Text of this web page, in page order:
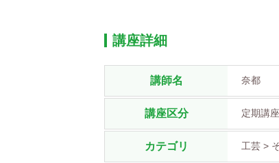
講座詳細
講師名 奈都
講座区分 定期講座
カテゴリ 工芸 >